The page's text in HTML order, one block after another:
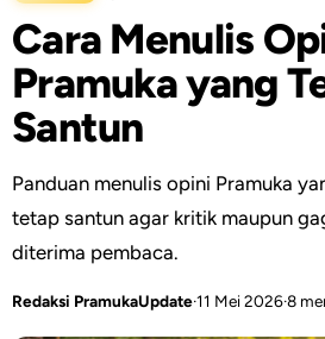
Cara Menulis
Pramuka yang
Santun
Panduan menulis opini Pramuka
tetap santun agar kritik maupun
diterima pembaca.
Redaksi PramukaUpdate·11 Mei 2026·8